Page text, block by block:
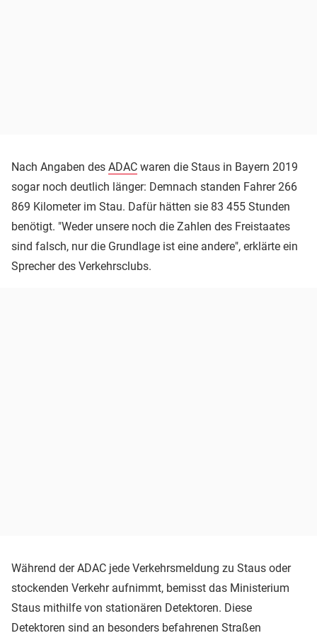
Nach Angaben des ADAC waren die Staus in Bayern 2019
sogar noch deutlich länger: Demnach standen Fahrer 266
869 Kilometer im Stau. Dafür hätten sie 83 455 Stunden
benötigt. "Weder unsere noch die Zahlen des Freistaates
sind falsch, nur die Grundlage ist eine andere", erklärte ein
Sprecher des Verkehrsclubs.
Während der ADAC jede Verkehrsmeldung zu Staus oder
stockenden Verkehr aufnimmt, bemisst das Ministerium
Staus mithilfe von stationären Detektoren. Diese
Detektoren sind an besonders befahrenen Straßen